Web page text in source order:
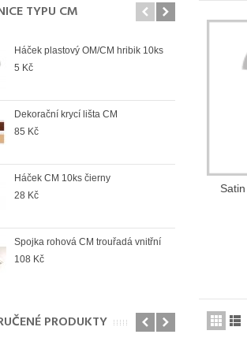
TYPU CM
Háček plastový OM/CM hribik 10ks
5 Kč
Dekorační krycí lišta CM
85 Kč
Háček CM 10ks čierny
28 Kč
Spojka rohová CM trouřadá vnitřní
108 Kč
108
PRODUKTY